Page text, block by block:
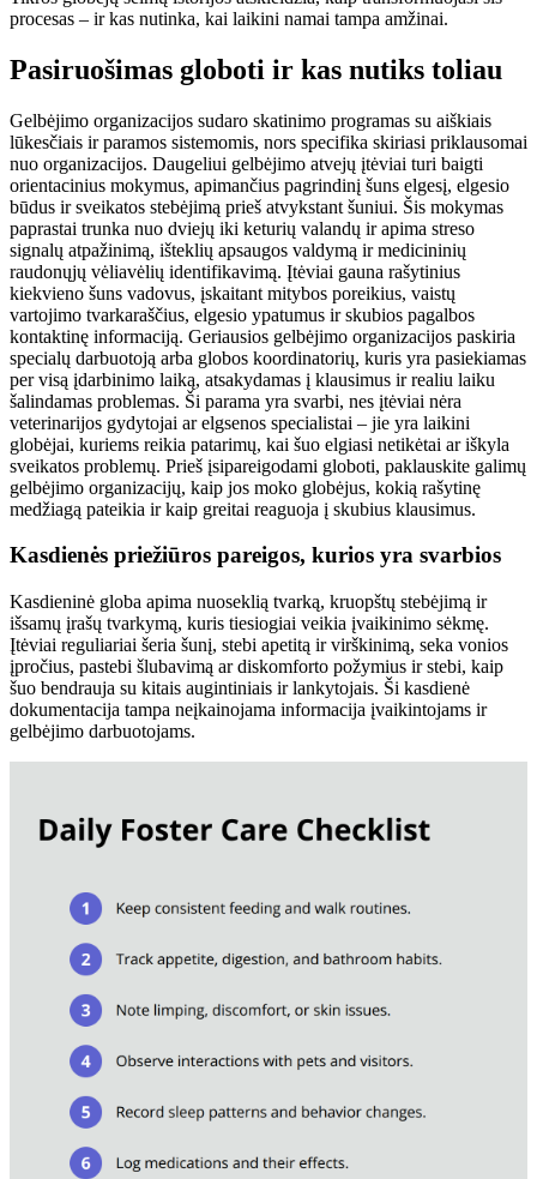
procesas – ir kas nutinka, kai laikini namai tampa amžinai.
Pasiruošimas globoti ir kas nutiks toliau
Gelbėjimo organizacijos sudaro skatinimo programas su aiškiais
lūkesčiais ir paramos sistemomis, nors specifika skiriasi priklausomai
nuo organizacijos. Daugeliui gelbėjimo atvejų įtėviai turi baigti
orientacinius mokymus, apimančius pagrindinį šuns elgesį, elgesio
būdus ir sveikatos stebėjimą prieš atvykstant šuniui. Šis mokymas
paprastai trunka nuo dviejų iki keturių valandų ir apima streso
signalų atpažinimą, išteklių apsaugos valdymą ir medicininių
raudonųjų vėliavėlių identifikavimą. Įtėviai gauna rašytinius
kiekvieno šuns vadovus, įskaitant mitybos poreikius, vaistų
vartojimo tvarkaraščius, elgesio ypatumus ir skubios pagalbos
kontaktinę informaciją. Geriausios gelbėjimo organizacijos paskiria
specialų darbuotoją arba globos koordinatorių, kuris yra pasiekiamas
per visą įdarbinimo laiką, atsakydamas į klausimus ir realiu laiku
šalindamas problemas. Ši parama yra svarbi, nes įtėviai nėra
veterinarijos gydytojai ar elgsenos specialistai – jie yra laikini
globėjai, kuriems reikia patarimų, kai šuo elgiasi netikėtai ar iškyla
sveikatos problemų. Prieš įsipareigodami globoti, paklauskite galimų
gelbėjimo organizacijų, kaip jos moko globėjus, kokią rašytinę
medžiagą pateikia ir kaip greitai reaguoja į skubius klausimus.
Kasdienės priežiūros pareigos, kurios yra svarbios
Kasdieninė globa apima nuoseklią tvarką, kruopštų stebėjimą ir
išsamų įrašų tvarkymą, kuris tiesiogiai veikia įvaikinimo sėkmę.
Įtėviai reguliariai šeria šunį, stebi apetitą ir virškinimą, seka vonios
įpročius, pastebi šlubavimą ar diskomforto požymius ir stebi, kaip
šuo bendrauja su kitais augintiniais ir lankytojais. Ši kasdienė
dokumentacija tampa neįkainojama informacija įvaikintojams ir
gelbėjimo darbuotojams.